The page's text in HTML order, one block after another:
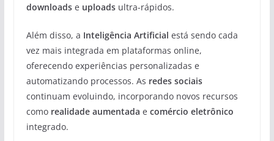
downloadse uploadsultra-rápidos.
Além disso, a Inteligência Artificial está sendo cada
vez mais integrada em plataformas online,
oferecendo experiências personalizadas e
automatizando processos. As redes sociais
continuam evoluindo, incorporando novos recursos
como realidade aumentada e comércio eletrônico
integrado.